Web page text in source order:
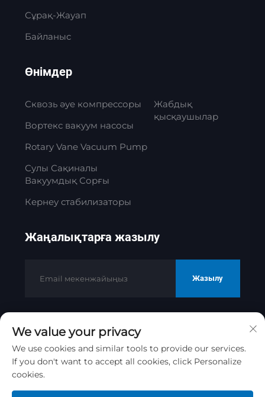
Сұрақ-Жауап
Байланыс
Өнімдер
Сквозь әуе компрессоры
Вортекс вакуум насосы
Rotary Vane Vacuum Pump
Сулы Сақиналы
Вакуумдық Сорғы
Кернеу стабилизаторы
Жабдық
қысқаушылар
Жаңалықтарға жазылу
Жазылу
Copyright © 2025 Jinan Golden Bridge
Precision Machinery Co.ltd
Жекелік саясаты
Жоғарыға жылжытыңыз
We value your privacy
We use cookies and similar tools to provide our services.
If you don't want to accept all cookies, click Personalize
cookies.